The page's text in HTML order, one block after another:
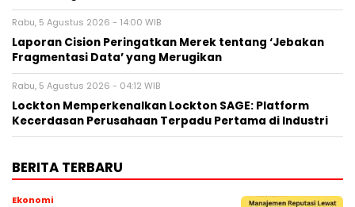
Rabu, 5 Agustus 2026 - 14:00 WIB
Laporan Cision Peringatkan Merek tentang ‘Jebakan
Fragmentasi Data’ yang Merugikan
Rabu, 5 Agustus 2026 - 04:12 WIB
Lockton Memperkenalkan Lockton SAGE: Platform
Kecerdasan Perusahaan Terpadu Pertama di Industri
BERITA TERBARU
Ekonomi